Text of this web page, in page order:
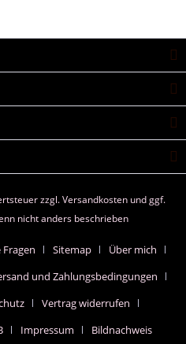
zzgl.Versandkosten und ggf.
nicht anders beschrieben
Sitemap
Über mich
und Zahlungsbedingungen
Vertrag widerrufen
Impressum Bildnachweis